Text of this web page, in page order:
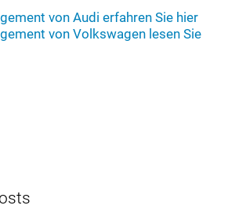
von Audi erfahren Sie hier
von Volkswagen lesen Sie